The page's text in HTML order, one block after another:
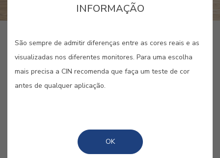
GUARDAR
CORES RELACIONADAS
INFORMAÇÃO
São sempre de admitir diferenças entre as cores reais e as
visualizadas nos diferentes monitores. Para uma escolha
mais precisa a CIN recomenda que faça um teste de cor
antes de qualquer aplicação.
OK